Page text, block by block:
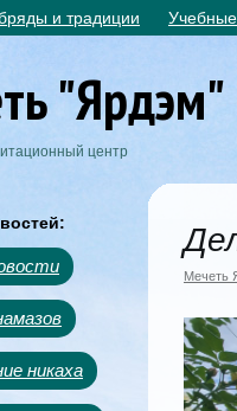
и традиции
"Ярдэм"
центр
никаха
Мечеть